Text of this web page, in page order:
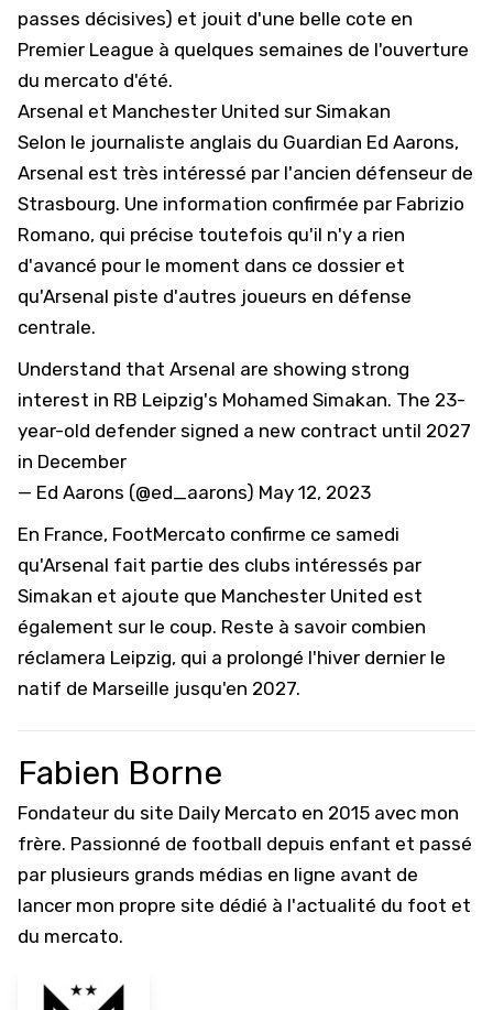
passes décisives) et jouit d'une belle cote en
Premier League à quelques semaines de l'ouverture
du mercato d'été.
Arsenal et Manchester United sur Simakan
Selon le journaliste anglais du Guardian Ed Aarons,
Arsenal est très intéressé par l'ancien défenseur de
Strasbourg. Une information confirmée par Fabrizio
Romano, qui précise toutefois qu'il n'y a rien
d'avancé pour le moment dans ce dossier et
qu'Arsenal piste d'autres joueurs en défense
centrale.
Understand that Arsenal are showing strong
interest in RB Leipzig's Mohamed Simakan. The 23-
year-old defender signed a new contract until 2027
in December
— Ed Aarons (@ed_aarons) May 12, 2023
En France, FootMercato confirme ce samedi
qu'Arsenal fait partie des clubs intéressés par
Simakan et ajoute que Manchester United est
également sur le coup. Reste à savoir combien
réclamera Leipzig, qui a prolongé l'hiver dernier le
natif de Marseille jusqu'en 2027.
Fabien Borne
Fondateur du site Daily Mercato en 2015 avec mon
frère. Passionné de football depuis enfant et passé
par plusieurs grands médias en ligne avant de
lancer mon propre site dédié à l'actualité du foot et
du mercato.